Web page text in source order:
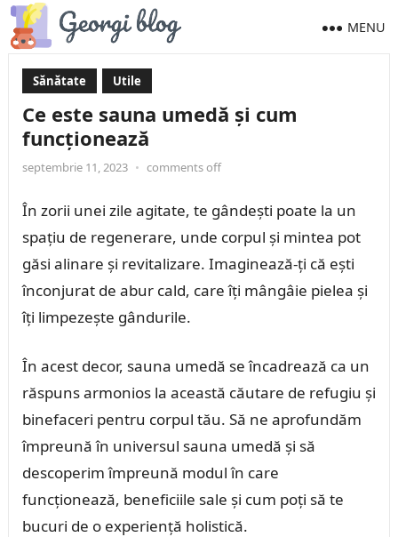
MENU
Sănătate Utile
Ce este sauna umedă și cum
funcționează
septembrie 11, 2023 • comments off
În zorii unei zile agitate, te gândești poate la un
spațiu de regenerare, unde corpul și mintea pot
găsi alinare și revitalizare. Imaginează-ți că ești
înconjurat de abur cald, care îți mângâie pielea și
îți limpezește gândurile.
În acest decor, sauna umedă se încadrează ca un
răspuns armonios la această căutare de refugiu și
binefaceri pentru corpul tău. Să ne aprofundăm
împreună în universul sauna umedă și să
descoperim împreună modul în care
funcționează, beneficiile sale și cum poți să te
bucuri de o experiență holistică.